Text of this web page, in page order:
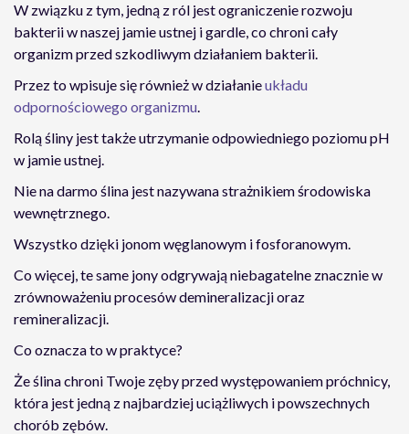
W związku z tym, jedną z ról jest ograniczenie rozwoju
bakterii w naszej jamie ustnej i gardle, co chroni cały
organizm przed szkodliwym działaniem bakterii.
Przez to wpisuje się również w działanieukładu
odpornościowego organizmu.
Rolą śliny jest także utrzymanie odpowiedniego poziomu pH
w jamie ustnej.
Nie na darmo ślina jest nazywana strażnikiem środowiska
wewnętrznego.
Wszystko dzięki jonom węglanowym i fosforanowym.
Co więcej, te same jony odgrywają niebagatelne znacznie w
zrównoważeniu procesów demineralizacji oraz
remineralizacji.
Co oznacza to w praktyce?
Że ślina chroni Twoje zęby przed występowaniem próchnicy,
która jest jedną z najbardziej uciążliwych i powszechnych
chorób zębów.